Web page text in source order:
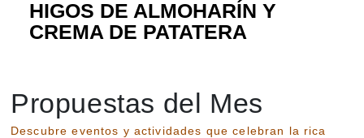
HIGOS DE ALMOHARÍN Y
CREMA DE PATATERA
Propuestas del Mes
Descubre eventos y actividades que celebran la rica